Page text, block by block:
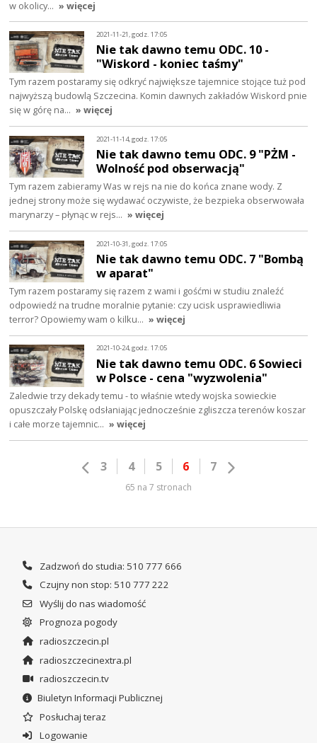
w okolicy… » więcej
2021-11-21, godz. 17:05
Nie tak dawno temu ODC. 10 -
"Wiskord - koniec taśmy"
Tym razem postaramy się odkryć największe tajemnice stojące tuż pod
najwyższą budowlą Szczecina. Komin dawnych zakładów Wiskord pnie
się w górę na… » więcej
2021-11-14, godz. 17:05
Nie tak dawno temu ODC. 9 "PŻM -
Wolność pod obserwacją"
Tym razem zabieramy Was w rejs na nie do końca znane wody. Z
jednej strony może się wydawać oczywiste, że bezpieka obserwowała
marynarzy – płynąc w rejs… » więcej
2021-10-31, godz. 17:05
Nie tak dawno temu ODC. 7 "Bombą
w aparat"
Tym razem postaramy się razem z wami i gośćmi w studiu znaleźć
odpowiedź na trudne moralnie pytanie: czy ucisk usprawiedliwia
terror? Opowiemy wam o kilku… » więcej
2021-10-24, godz. 17:05
Nie tak dawno temu ODC. 6 Sowieci
w Polsce - cena "wyzwolenia"
Zaledwie trzy dekady temu - to właśnie wtedy wojska sowieckie
opuszczały Polskę odsłaniając jednocześnie zgliszcza terenów koszar
i całe morze tajemnic… » więcej
3 4 5 6 7
65 na 7 stronach
Zadzwoń do studia: 510 777 666
Czujny non stop: 510 777 222
Wyślij do nas wiadomość
Prognoza pogody
radioszczecin.pl
radioszczecinextra.pl
radioszczecin.tv
Biuletyn Informacji Publicznej
Posłuchaj teraz
Logowanie